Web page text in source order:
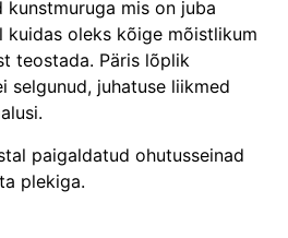
kunstmuruga mis on juba
kuidas oleks kõige mõistlikum
teostada. Päris lõplik
selgunud, juhatuse liikmed
paigaldatud ohutusseinad
plekiga.